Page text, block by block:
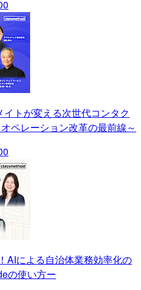
イトが変える次世代コンタク
ペレーション改革の最前線～
AIによる自治体業務効率化の
の使い方ー